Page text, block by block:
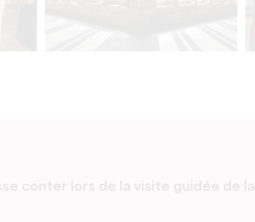
conter lors de la visite guidée de la